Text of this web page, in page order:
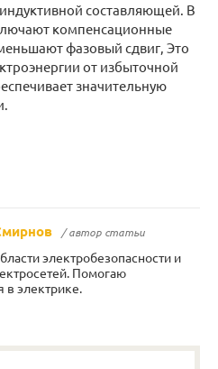
составляющей. В
компенсационные
фазовый сдвиг, Это
от избыточной
значительную
/ автор статьи
электробезопасности и
Помогаю
в электрике.